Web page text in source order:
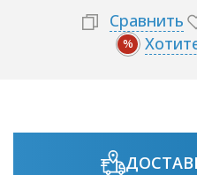
Сравнить
%